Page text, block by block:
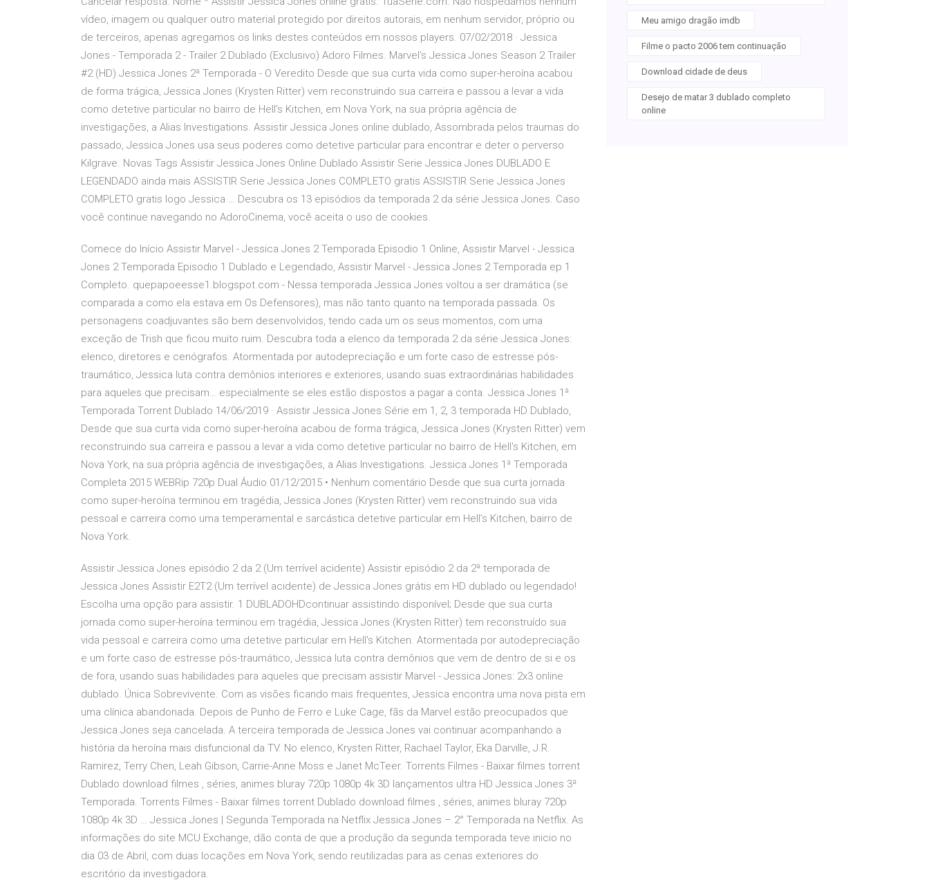
vídeo, imagem ou qualquer outro material protegido por direitos autorais, em nenhum servidor, próprio ou
de terceiros, apenas agregamos os links destes conteúdos em nossos players. 07/02/2018 · Jessica
Jones - Temporada 2 - Trailer 2 Dublado (Exclusivo) Adoro Filmes. Marvel's Jessica Jones Season 2 Trailer
#2 (HD) Jessica Jones 2ª Temporada - O Veredito Desde que sua curta vida como super-heroína acabou
de forma trágica, Jessica Jones (Krysten Ritter) vem reconstruindo sua carreira e passou a levar a vida
como detetive particular no bairro de Hell’s Kitchen, em Nova York, na sua própria agência de
investigações, a Alias Investigations. Assistir Jessica Jones online dublado, Assombrada pelos traumas do
passado, Jessica Jones usa seus poderes como detetive particular para encontrar e deter o perverso
Kilgrave. Novas Tags Assistir Jessica Jones Online Dublado Assistir Serie Jessica Jones DUBLADO E
LEGENDADO ainda mais ASSISTIR Serie Jessica Jones COMPLETO gratis ASSISTIR Serie Jessica Jones
COMPLETO gratis logo Jessica … Descubra os 13 episódios da temporada 2 da série Jessica Jones. Caso
você continue navegando no AdoroCinema, você aceita o uso de cookies.
Comece do Início Assistir Marvel - Jessica Jones 2 Temporada Episodio 1 Online, Assistir Marvel - Jessica
Jones 2 Temporada Episodio 1 Dublado e Legendado, Assistir Marvel - Jessica Jones 2 Temporada ep 1
Completo. quepapoeesse1.blogspot.com - Nessa temporada Jessica Jones voltou a ser dramática (se
comparada a como ela estava em Os Defensores), mas não tanto quanto na temporada passada. Os
personagens coadjuvantes são bem desenvolvidos, tendo cada um os seus momentos, com uma
exceção de Trish que ficou muito ruim. Descubra toda a elenco da temporada 2 da série Jessica Jones:
elenco, diretores e cenógrafos. Atormentada por autodepreciação e um forte caso de estresse pós-
traumático, Jessica luta contra demônios interiores e exteriores, usando suas extraordinárias habilidades
para aqueles que precisam… especialmente se eles estão dispostos a pagar a conta. Jessica Jones 1ª
Temporada Torrent Dublado 14/06/2019 · Assistir Jessica Jones Série em 1, 2, 3 temporada HD Dublado,
Desde que sua curta vida como super-heroína acabou de forma trágica, Jessica Jones (Krysten Ritter) vem
reconstruindo sua carreira e passou a levar a vida como detetive particular no bairro de Hell's Kitchen, em
Nova York, na sua própria agência de investigações, a Alias Investigations. Jessica Jones 1ª Temporada
Completa 2015 WEBRip 720p Dual Áudio 01/12/2015 • Nenhum comentário Desde que sua curta jornada
como super-heroína terminou em tragédia, Jessica Jones (Krysten Ritter) vem reconstruindo sua vida
pessoal e carreira como uma temperamental e sarcástica detetive particular em Hell’s Kitchen, bairro de
Nova York.
Assistir Jessica Jones episódio 2 da 2 (Um terrível acidente) Assistir episódio 2 da 2ª temporada de
Jessica Jones Assistir E2T2 (Um terrível acidente) de Jessica Jones grátis em HD dublado ou legendado!
Escolha uma opção para assistir. 1 DUBLADOHDcontinuar assistindo disponível; Desde que sua curta
jornada como super-heroína terminou em tragédia, Jessica Jones (Krysten Ritter) tem reconstruído sua
vida pessoal e carreira como uma detetive particular em Hell's Kitchen. Atormentada por autodepreciação
e um forte caso de estresse pós-traumático, Jessica luta contra demônios que vem de dentro de si e os
de fora, usando suas habilidades para aqueles que precisam assistir Marvel - Jessica Jones: 2x3 online
dublado. Única Sobrevivente. Com as visões ficando mais frequentes, Jessica encontra uma nova pista em
uma clínica abandonada. Depois de Punho de Ferro e Luke Cage, fãs da Marvel estão preocupados que
Jessica Jones seja cancelada. A terceira temporada de Jessica Jones vai continuar acompanhando a
história da heroína mais disfuncional da TV. No elenco, Krysten Ritter, Rachael Taylor, Eka Darville, J.R.
Ramirez, Terry Chen, Leah Gibson, Carrie-Anne Moss e Janet McTeer. Torrents Filmes - Baixar filmes torrent
Dublado download filmes , séries, animes bluray 720p 1080p 4k 3D lançamentos ultra HD Jessica Jones 3ª
Temporada. Torrents Filmes - Baixar filmes torrent Dublado download filmes , séries, animes bluray 720p
1080p 4k 3D … Jessica Jones | Segunda Temporada na Netflix Jessica Jones – 2° Temporada na Netflix. As
informações do site MCU Exchange, dão conta de que a produção da segunda temporada teve inicio no
dia 03 de Abril, com duas locações em Nova York, sendo reutilizadas para as cenas exteriores do
escritório da investigadora.
Meu amigo dragão imdb
Filme o pacto 2006 tem continuação
Download cidade de deus
Desejo de matar 3 dublado completo
online